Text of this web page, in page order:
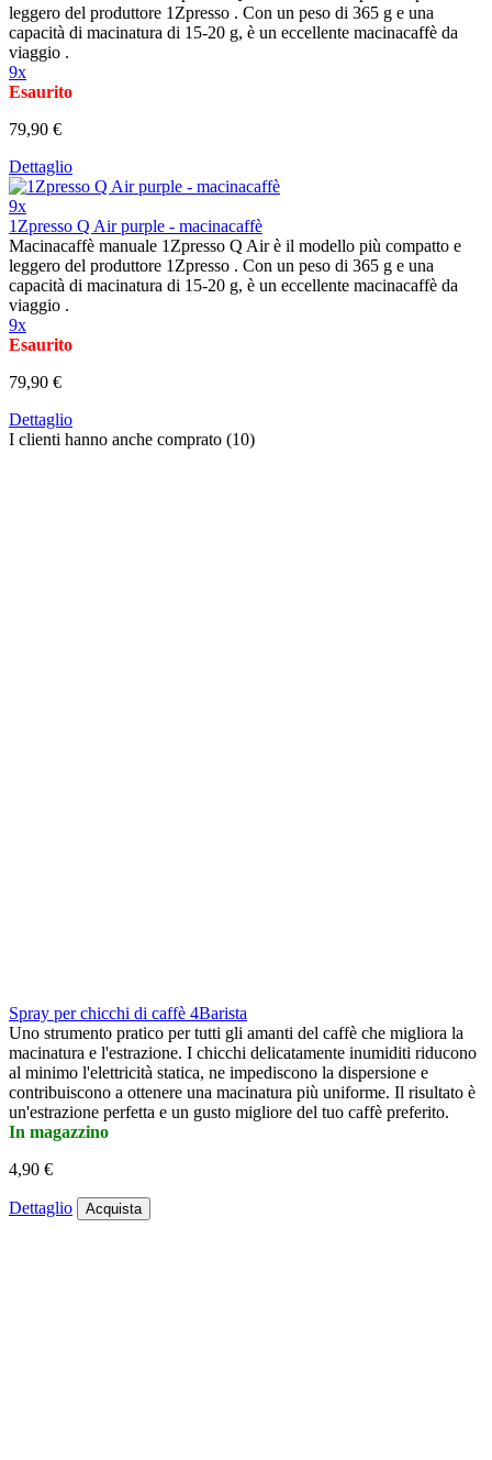
leggero del produttore 1Zpresso . Con un peso di 365 g e una
capacità di macinatura di 15-20 g, è un eccellente macinacaffè da
viaggio .
9x
Esaurito
79,90 €
Dettaglio
9x
1Zpresso Q Air purple - macinacaffè
Macinacaffè manuale 1Zpresso Q Air è il modello più compatto e
leggero del produttore 1Zpresso . Con un peso di 365 g e una
capacità di macinatura di 15-20 g, è un eccellente macinacaffè da
viaggio .
9x
Esaurito
79,90 €
Dettaglio
I clienti hanno anche comprato (10)
Spray per chicchi di caffè 4Barista
Uno strumento pratico per tutti gli amanti del caffè che migliora la
macinatura e l'estrazione. I chicchi delicatamente inumiditi riducono
al minimo l'elettricità statica, ne impediscono la dispersione e
contribuiscono a ottenere una macinatura più uniforme. Il risultato è
un'estrazione perfetta e un gusto migliore del tuo caffè preferito.
In magazzino
4,90 €
Dettaglio Acquista